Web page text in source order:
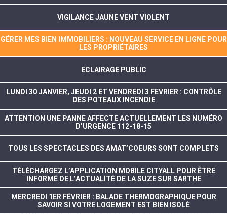
VIGILANCE JAUNE VENT VIOLENT
GÉRER MES BIEN IMMOBILIERS : NOUVEAU SERVICE EN LIGNE POUR
LES PROPRIÉTAIRES
ECLAIRAGE PUBLIC
LUNDI 30 JANVIER, JEUDI 2 ET VENDREDI 3 FEVRIER : CONTRÔLE
DES POTEAUX INCENDIE
ATTENTION UNE PANNE AFFECTE ACTUELLEMENT LES NUMÉRO
D’URGENCE 112-18-15
TOUS LES SPECTACLES DES AMAT’COEURS SONT COMPLETS
TÉLÉCHARGEZ L’APPLICATION MOBILE CITYALL POUR ÊTRE
INFORMÉ DE L’ACTUALITÉ DE LA SUZE SUR SARTHE
MERCREDI 1ER FÉVRIER : BALADE THERMOGRAPHIQUE POUR
SAVOIR SI VOTRE LOGEMENT EST BIEN ISOLÉ